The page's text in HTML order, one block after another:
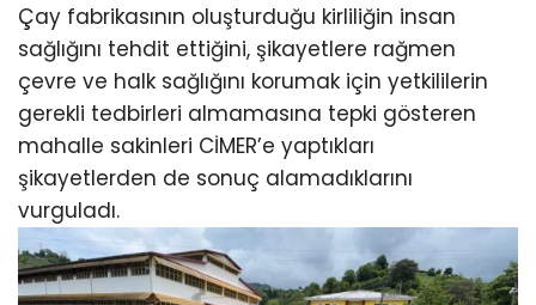
Çay fabrikasının oluşturduğu kirliliğin insan
sağlığını tehdit ettiğini, şikayetlere rağmen
çevre ve halk sağlığını korumak için yetkililerin
gerekli tedbirleri almamasına tepki gösteren
mahalle sakinleri CİMER’e yaptıkları
şikayetlerden de sonuç alamadıklarını
vurguladı.